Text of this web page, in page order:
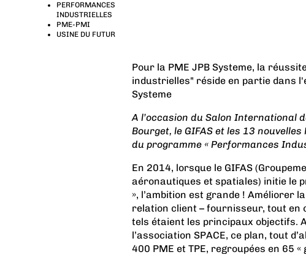
PERFORMANCES
INDUSTRIELLES
PME-PMI
USINE DU FUTUR
Pour la PME JPB Systeme, la
industrielles" réside en partie dans
Systeme
A l’occasion du Salon International
Bourget, le GIFAS et les 13
du programme « Performances
En 2014, lorsque le GIFAS
aéronautiques et spatiales) initie le
», l’ambition est grande ! Améliorer
relation client – fournisseur, tout en
tels étaient les principaux objectifs.
l’association SPACE, ce plan, tout
400 PME et TPE, regroupées en 65 «